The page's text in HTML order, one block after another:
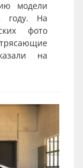
модели
году. На
фото
на